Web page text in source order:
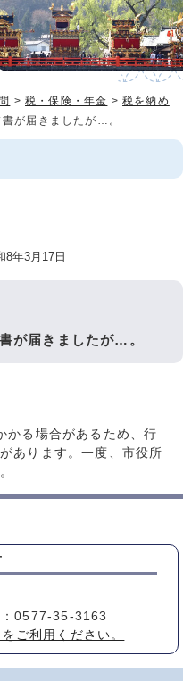
>税・保険・年金 >税を納め
が届きましたが…。
3月17日
が届きましたが…。
かる場合があるため、行
あります。一度、市役所
0577-35-3163
ご利用ください。